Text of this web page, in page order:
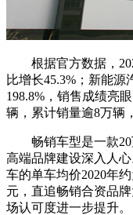
根据官方数据，
比增长45.3%；新能源
198.8%，销售成绩亮
辆，累计销量逾8万辆
畅销车型是一款
高端品牌建设深入人
车的单车均价2020年
元，直追畅销合资品
场认可度进一步提升。